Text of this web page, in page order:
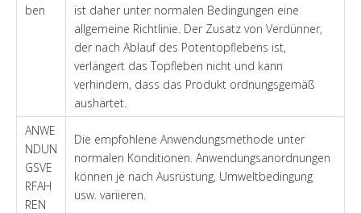
ben
ist daher unter normalen Bedingungen eine
allgemeine Richtlinie. Der Zusatz von Verdünner,
der nach Ablauf des Potentopflebens ist,
verlängert das Topfleben nicht und kann
verhindern, dass das Produkt ordnungsgemäß
aushärtet.
ANWE
NDUN
GSVE
RFAH
REN
Die empfohlene Anwendungsmethode unter
normalen Konditionen. Anwendungsanordnungen
können je nach Ausrüstung, Umweltbedingung
usw. variieren.